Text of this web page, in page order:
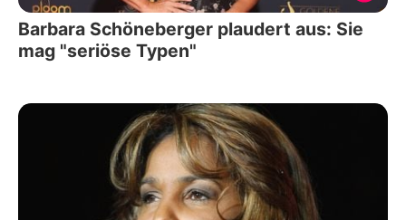
Barbara Schöneberger plaudert aus: Sie
mag "seriöse Typen"